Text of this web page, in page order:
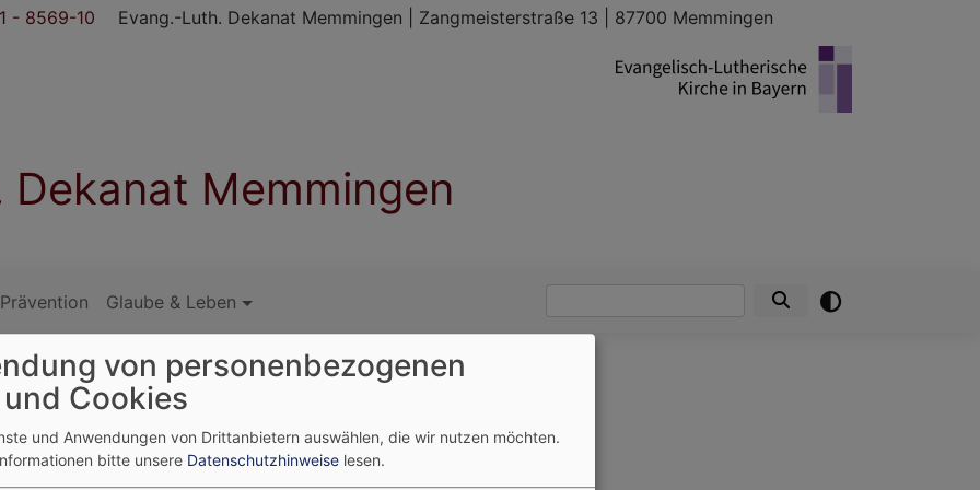
- 8569-10 Evang.-Luth. Dekanat Memmingen | Zangmeisterstraße 13 | 87700 Memmingen
Dekanat Memmingen
Prävention Glaube & Leben
von personenbezogenen
Cookies
und Anwendungen von Drittanbietern auswählen, die wir nutzen möchten.
bitte unsere Datenschutzhinweise lesen.